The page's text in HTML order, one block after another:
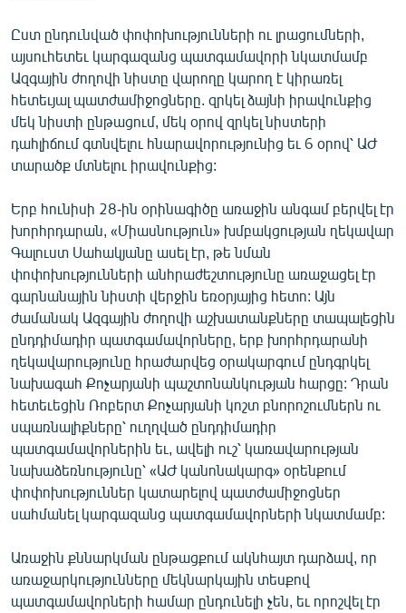
ՄԵԿՆԱԲԱՆՈՒԹՅՈՒՆ
ՏՏ ԵՒ ԻՆՏԵՐՆԵՏ
ԿՈՐՈՆԱՎԻՐՈՒՍ
ԱՐԽԻՎ
ԲԱՆԱՎԵՃ
ՁԳՏԵԼՈՎ ԼԱՎԱԳՈՒՅՆԻՆ
ՓՈԴՔԱՍԹ
Հայերեն
English
Русский
ՀԵՏԵՎԵՔ ՄԵԶ
«Ազատության» բոլոր կայքերը
Ըստ ընդունված փոփոխությունների ու լրացումների,
այսուհետեւ կարգազանց պատգամավորի նկատմամբ
Ազգային ժողովի նիստը վարողը կարող է կիրառել
հետեւյալ պատժամիջոցները. զրկել ձայնի իրավունքից
մեկ նիստի ընթացում, մեկ օրով զրկել նիստերի
դահլիճում գտնվելու հնարավորությունից եւ 6 օրով՝ ԱԺ
տարածք մտնելու իրավունքից:
Երբ հունիսի 28-ին օրինագիծը առաջին անգամ բերվել էր
խորհրդարան, «Միասնություն» խմբակցության ղեկավար
Գալուստ Սահակյանը ասել էր, թե նման
փոփոխությունների անհրաժեշտությունը առաջացել էր
գարնանային նիստի վերջին եռօրյայից հետո: Այն
ժամանակ Ազգային ժողովի աշխատանքները տապալեցին
ընդդիմադիր պատգամավորները, երբ խորհրդարանի
ղեկավարությունը հրաժարվեց օրակարգում ընդգրկել
նախագահ Քոչարյանի պաշտոնանկության հարցը: Դրան
հետեւեցին Ռոբերտ Քոչարյանի կոշտ բնորոշումներն ու
սպառնալիքները՝ ուղղված ընդդիմադիր
պատգամավորներին եւ, ավելի ուշ՝ կառավարության
նախաձեռնությունը՝ «ԱԺ կանոնակարգ» օրենքում
փոփոխություններ կատարելով պատժամիջոցներ
սահմանել կարգազանց պատգամավորների նկատմամբ:
Առաջին քննարկման ընթացքում ակնհայտ դարձավ, որ
առաջարկությունները մեկնարկային տեսքով
պատգամավորների համար ընդունելի չեն, եւ որոշվել էր